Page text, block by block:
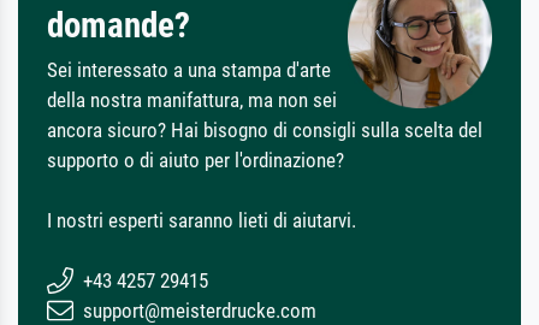
domande?
Sei interessato a una stampa d'arte
della nostra manifattura, ma non sei
ancora sicuro? Hai bisogno di consigli sulla scelta del
supporto o di aiuto per l'ordinazione?
I nostri esperti saranno lieti di aiutarvi.
+43 4257 29415
support@meisterdrucke.com